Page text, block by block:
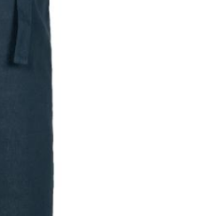
- Horisont
2, 5130 Nyborg
10-21